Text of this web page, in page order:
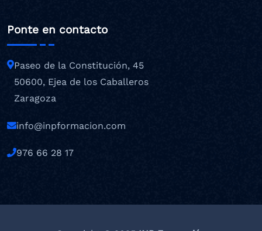
Ponte en contacto
Paseo de la Constitución, 45
50600, Ejea de los Caballeros
Zaragoza
info@inpformacion.com
976 66 28 17